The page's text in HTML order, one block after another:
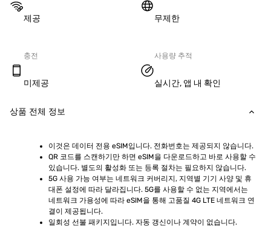
제공 무제한
충전
미제공
사용량 추적
실시간, 앱 내 확인
상품 전체 정보
이것은 데이터 전용 eSIM입니다. 전화번호는 제공되지 않습니다.
QR 코드를 스캔하기만 하면 eSIM을 다운로드하고 바로 사용할 수
있습니다. 별도의 활성화 또는 등록 절차는 필요하지 않습니다.
5G 사용 가능 여부는 네트워크 커버리지, 지역별 기기 사양 및 휴
대폰 설정에 따라 달라집니다. 5G를 사용할 수 없는 지역에서는
네트워크 가용성에 따라 eSIM을 통해 고품질 4G LTE 네트워크 연
결이 제공됩니다.
일회성 선불 패키지입니다. 자동 갱신이나 계약이 없습니다.